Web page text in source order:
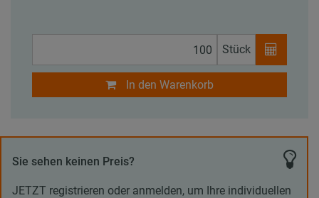
Stück
In den Warenkorb
Sie sehen keinen Preis?
JETZT registrieren oder anmelden, um Ihre individuellen